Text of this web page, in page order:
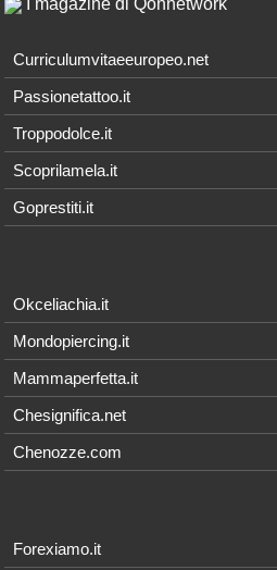
I magazine di Qonnetwork
Curriculumvitaeeuropeo.net
Passionetattoo.it
Troppodolce.it
Scoprilamela.it
Goprestiti.it
Okceliachia.it
Mondopiercing.it
Mammaperfetta.it
Chesignifica.net
Chenozze.com
Forexiamo.it